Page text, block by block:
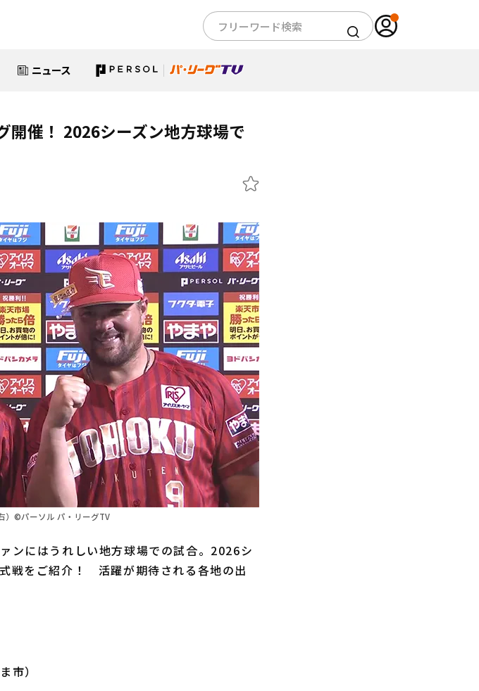
ニュース
開催！ 2026シーズン地方球場で
）©パーソル パ・リーグTV
ンにはうれしい地方球場での試合。2026シ
戦をご紹介！ 活躍が期待される各地の出
市）